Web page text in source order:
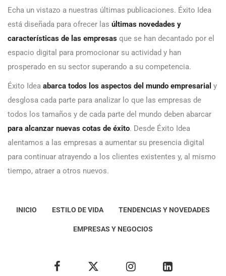
Echa un vistazo a nuestras últimas publicaciones. Éxito Idea
está diseñada para ofrecer las últimas novedades y
características de las empresas que se han decantado por el
espacio digital para promocionar su actividad y han
prosperado en su sector superando a su competencia.
Éxito Idea abarca todos los aspectos del mundo empresarial y
desglosa cada parte para analizar lo que las empresas de
todos los tamaños y de cada parte del mundo deben abarcar
para alcanzar nuevas cotas de éxito. Desde Éxito Idea
alentamos a las empresas a aumentar su presencia digital
para continuar atrayendo a los clientes existentes y, al mismo
tiempo, atraer a otros nuevos.
INICIO ESTILO DE VIDA TENDENCIAS Y NOVEDADES
EMPRESAS Y NEGOCIOS